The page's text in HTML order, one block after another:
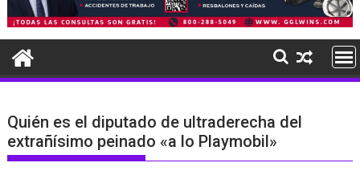
Quién es el diputado de ultraderecha del
extrañísimo peinado «a lo Playmobil»